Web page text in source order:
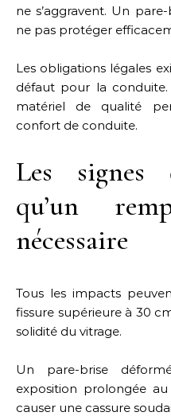
ne s’aggravent. Un
ne pas protéger
Les obligations légales
défaut pour la
matériel de qualité
confort de conduite.
Les signes
qu’un
nécessaire
Tous les impacts
fissure supérieure à 30
solidité du vitrage.
Un pare-brise
exposition prolongée
causer une cassure